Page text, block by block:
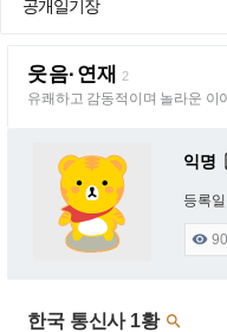
공개일기장
웃음·연재 2
유쾌하고 감동적이며 놀라운 이
익명
등록

한국 통신사 1황 